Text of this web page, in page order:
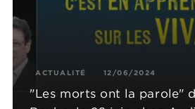
ACTUALITÉ 12/06/2024
"Les morts ont la parole"